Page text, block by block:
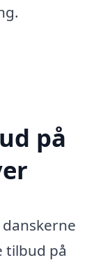
på
tilbud på